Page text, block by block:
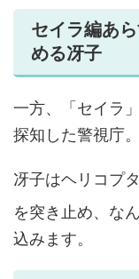
セイラ編あ
める冴子
一方、「セイラ
探知した警視庁。
冴子はヘリコプ
を突き止め、なん
込みます。